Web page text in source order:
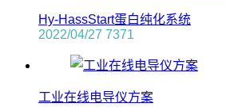
Hy-HassStart蛋白纯化系统
2022/04/27 7371
工业在线电导仪方案